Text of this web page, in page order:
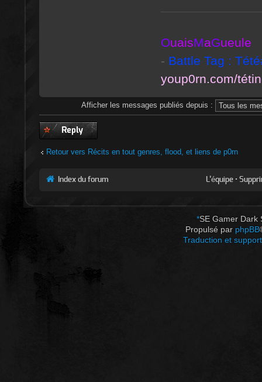
OuaisMaGueule
- Battle Tag :
youp0rn.com/
Afficher les messages publiés depuis :
Publier une
réponse
Retour vers Récits en tout genres, flood, et liens de p0rn
Index du forum L’équipe •
*SE Gamer Dark
Propulsé par phpBB
Traduction et